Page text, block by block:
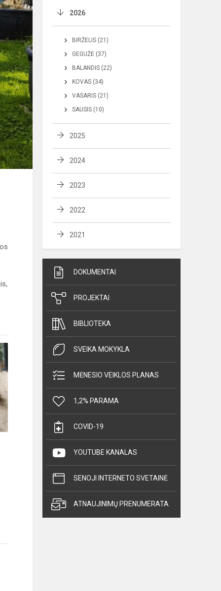
2026
BIRŽELIS (21)
GEGUŽĖ (37)
BALANDIS (22)
KOVAS (34)
VASARIS (21)
SAUSIS (10)
2025
2024
2023
2022
2021
DOKUMENTAI
PROJEKTAI
BIBLIOTEKA
SVEIKA MOKYKLA
MĖNESIO VEIKLOS PLANAS
1,2% PARAMA
COVID-19
YOUTUBE KANALAS
SENOJI INTERNETO SVETAINĖ
ATNAUJINIMŲ PRENUMERATA